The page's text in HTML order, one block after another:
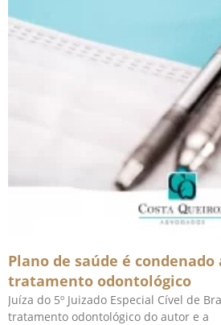
Plano de saúde é
tratamento odontológico
Juíza do 5º Juizado Especial Cível de
tratamento odontológico do autor e a